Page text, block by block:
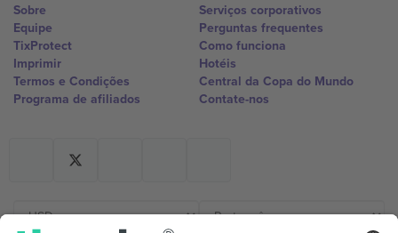
Sobre
Equipe
TixProtect
Imprimir
Termos e Condições
Programa de afiliados
Serviços corporativos
Perguntas frequentes
Como funciona
Hotéis
Central da Copa do Mundo
Contate-nos